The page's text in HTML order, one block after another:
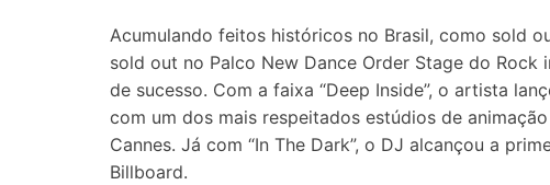
Acumulando feitos históricos no Brasil, como sold
sold out no Palco New Dance Order Stage do Rock
de sucesso. Com a faixa “Deep Inside”, o artista
com um dos mais respeitados estúdios de
Cannes. Já com “In The Dark”, o DJ alcançou a
Billboard.